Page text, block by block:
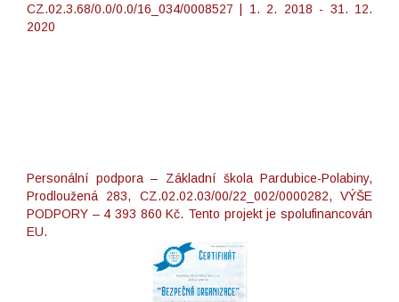
CZ.02.3.68/0.0/0.0/16_034/0008527 | 1. 2. 2018 - 31. 12.
2020
Personální podpora – Základní škola Pardubice-Polabiny,
Prodloužená 283, CZ.02.02.03/00/22_002/0000282, VÝŠE
PODPORY – 4 393 860 Kč. Tento projekt je spolufinancován
EU.